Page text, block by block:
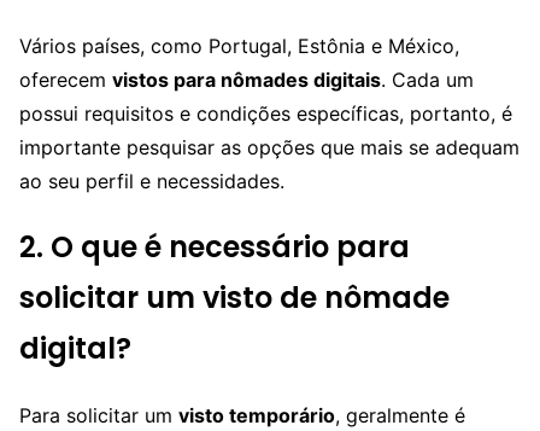
Vários países, como Portugal, Estônia e México,
oferecem vistos para nômades digitais. Cada um
possui requisitos e condições específicas, portanto, é
importante pesquisar as opções que mais se adequam
ao seu perfil e necessidades.
2. O que é necessário para
solicitar um visto de nômade
digital?
Para solicitar um visto temporário, geralmente é